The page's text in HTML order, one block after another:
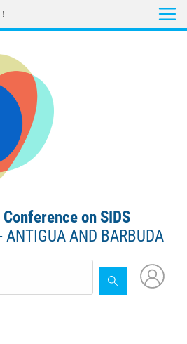
on SIDS
AND BARBUDA